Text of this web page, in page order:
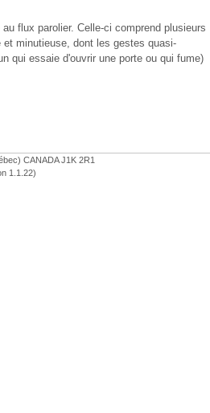
flux parolier. Celle-ci comprend plusieurs
minutieuse, dont les gestes quasi-
qui essaie d'ouvrir une porte ou qui fume)
CANADA J1K 2R1
1.1.22)